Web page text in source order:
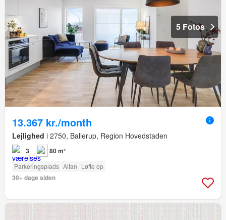
5 Fotos
13.367 kr./month
Lejlighed i 2750, Ballerup, Region Hovedstaden
3 80 m²
Parkeringsplads Altan Løfte op
30+ dage siden